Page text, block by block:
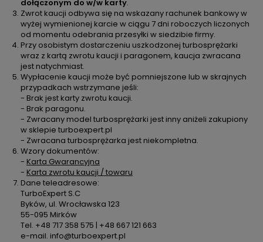
dołączonym do w/w karty.
Zwrot kaucji odbywa się na wskazany rachunek bankowy w
wyżej wymienionej karcie w ciągu 7 dni roboczych liczonych
od momentu odebrania przesyłki w siedzibie firmy.
Przy osobistym dostarczeniu uszkodzonej turbosprężarki
wraz z kartą zwrotu kaucji i paragonem, kaucja zwracana
jest natychmiast.
Wypłacenie kaucji może być pomniejszone lub w skrajnych
przypadkach wstrzymane jeśli:
- Brak jest karty zwrotu kaucji.
- Brak paragonu.
- Zwracany model turbosprężarki jest inny aniżeli zakupiony
w sklepie turboexpert.pl
- Zwracana turbosprężarka jest niekompletna.
Wzory dokumentów:
- Karta Gwarancyjna
- Karta zwrotu kaucji / towaru
Dane teleadresowe:
TurboExpert S.C
Byków, ul. Wrocławska 123
55-095 Mirków
Tel. +48 717 358 575 | +48 667 121 663
e-mail. info@turboexpert.pl